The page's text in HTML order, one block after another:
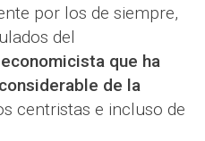
por los de siempre,
del
que ha
de la
centristas e incluso de